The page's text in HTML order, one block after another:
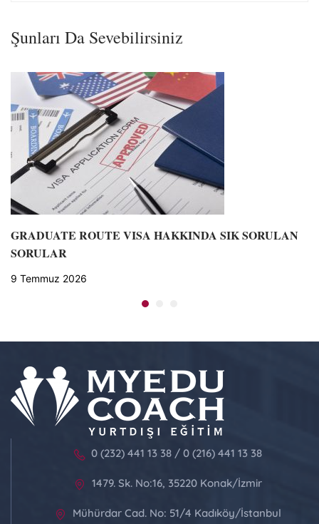
Şunları Da Sevebilirsiniz
GRADUATE ROUTE VISA HAKKINDA SIK SORULAN
SORULAR
9 Temmuz 2026
0 (232) 441 13 38 / 0 (216) 441 13 38
1479. Sk. No:16, 35220 Konak/İzmir
Mühürdar Cad. No: 51/4 Kadıköy/İstanbul